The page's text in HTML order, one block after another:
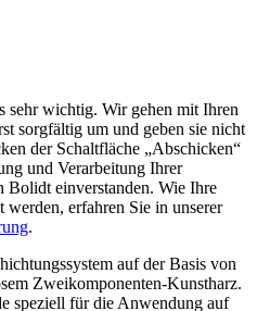
sehr wichtig. Wir gehen mit Ihren
sorgfältig um und geben sie nicht
der Schaltfläche „Abschicken“
und Verarbeitung Ihrer
Bolidt einverstanden. Wie Ihre
werden, erfahren Sie in unserer
.
auf der Basis von
Zweikomponenten-Kunstharz.
speziell für die Anwendung auf